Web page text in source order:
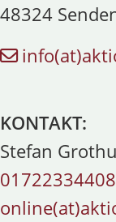
48324
KONTAKT:
Stefan
01722334408